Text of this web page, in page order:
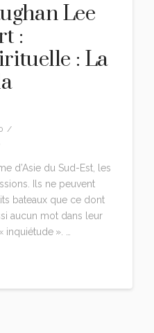
Lee
:
: La
d’Asie du Sud-Est, les
Ils ne peuvent
bateaux que ce dont
aucun mot dans leur
». …